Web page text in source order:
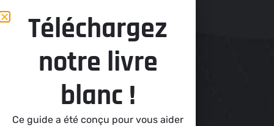
Notre Centre
Téléchargez
notre livre
blanc !
Ce guide a été conçu pour vous aider